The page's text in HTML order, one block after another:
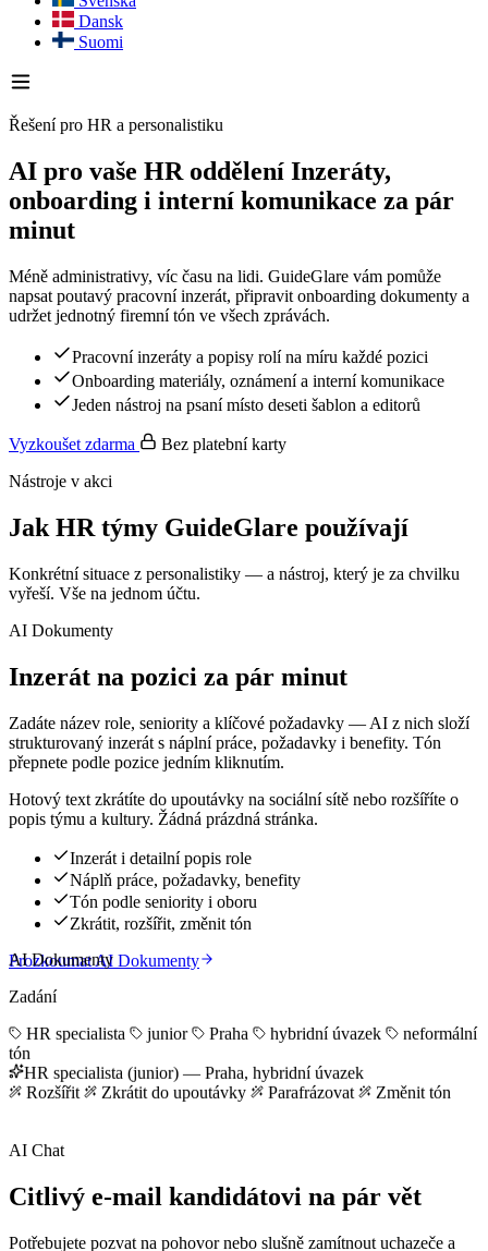
Dansk
Suomi
Řešení pro HR a personalistiku
AI pro vaše HR oddělení Inzeráty,
onboarding i interní komunikace za pár
minut
Méně administrativy, víc času na lidi. GuideGlare vám pomůže
napsat poutavý pracovní inzerát, připravit onboarding dokumenty a
udržet jednotný firemní tón ve všech zprávách.
Pracovní inzeráty a popisy rolí na míru každé pozici
Onboarding materiály, oznámení a interní komunikace
Jeden nástroj na psaní místo deseti šablon a editorů
Vyzkoušet zdarma
Bez platební karty
Nástroje v akci
Jak HR týmy GuideGlare používají
Konkrétní situace z personalistiky — a nástroj, který je za chvilku
vyřeší. Vše na jednom účtu.
AI Dokumenty
Inzerát na pozici za pár minut
Zadáte název role, seniority a klíčové požadavky — AI z nich složí
strukturovaný inzerát s náplní práce, požadavky i benefity. Tón
přepnete podle pozice jedním kliknutím.
Hotový text zkrátíte do upoutávky na sociální sítě nebo rozšíříte o
popis týmu a kultury. Žádná prázdná stránka.
Inzerát i detailní popis role
Náplň práce, požadavky, benefity
Tón podle seniority i oboru
Zkrátit, rozšířit, změnit tón
Prozkoumat AI Dokumenty
AI Dokumenty
Zadání
HR specialista
junior Praha hybridní úvazek
neformální
tón
HR specialista (junior) — Praha, hybridní úvazek
Rozšířit
Zkrátit do upoutávky Parafrázovat Změnit tón
AI Chat
Citlivý e-mail kandidátovi na pár vět
Potřebujete pozvat na pohovor nebo slušně zamítnout uchazeče a